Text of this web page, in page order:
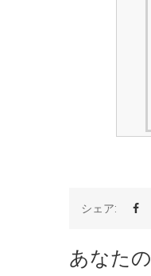
シェア:
あなた